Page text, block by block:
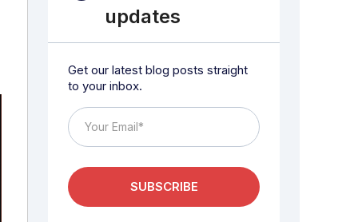
updates
Get our latest blog posts straight
to your inbox.